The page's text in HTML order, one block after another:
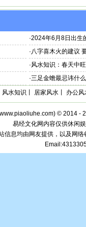
·2024年6月8日出生
·八字喜木火的建议
·风水知识：春天中
·三足金蟾最忌讳什
风水知识 居家风水 办公风
) © 2014 -
易经文化网内容仅供休闲
信息均由网友提供，以及网